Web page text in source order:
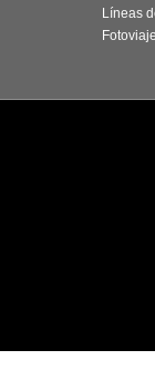
Líneas